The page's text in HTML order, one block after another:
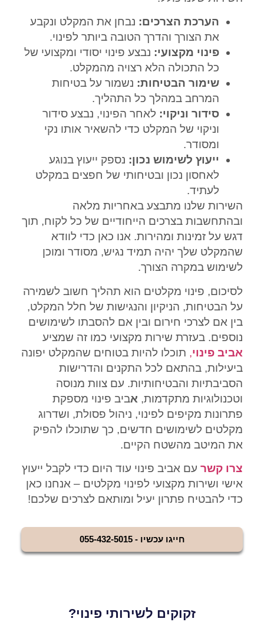
הערכת הצרכים: נבחן את המקלט ונקבע
את הצורך והדרך הטובה ביותר לפינוי.
פינוי מקצועי: נבצע פינוי יסודי ומקצועי של
כל התכולה הלא רצויה מהמקלט.
שימור הבטיחות: נשמור על בטיחות
המרחב במהלך כל התהליך.
סידור וניקוי: לאחר הפינוי, נבצע סידור
וניקוי של המקלט כדי להשאיר אותו נקי
ומסודר.
ייעוץ לשימוש נכון: נספק ייעוץ בנוגע
לאחסון נכון ובטיחותי של חפצים במקלט
לעתיד.
השירות שלנו מתבצע באחריות מלאה
ובהתחשבות בצרכים הייחודיים של כל לקוח, תוך
דגש על זמינות ומהירות. אנו כאן כדי לוודא
שהמקלט שלך יהיה תמיד נגיש, מסודר ומוכן
לשימוש במקרה הצורך.
לסיכום, פינוי מקלטים הוא תהליך חשוב לשמירה
על הבטיחות, הניקיון והנגישות של חלל המקלט,
בין אם לצרכי חירום ובין אם להסבתו לשימושים
נוספים. בעזרת שירות מקצועי כמו זה שמציע
אביב פינוי, תוכלו להיות בטוחים שהמקלט יפונה
ביעילות, בהתאם לכל התקנים והדרישות
הסביבתיות והבטיחותיות. עם צוות מנוסה
וטכנולוגיות מתקדמות, אביב פינוי מספקת
פתרונות מקיפים לפינוי, ניהול פסולת, ושדרוג
מקלטים לשימושים חדשים, כך שתוכלו להפיק
את המיטב מהשטח הקיים.
צרו קשרעם אביב פינוי עוד היום כדי לקבל ייעוץ
אישי ושירות מקצועי לפינוי מקלטים – אנחנו כאן
כדי להבטיח פתרון יעיל ומותאם לצרכים שלכם!
חייגו עכשיו - 055-432-5015
זקוקים לשירותי פינוי?